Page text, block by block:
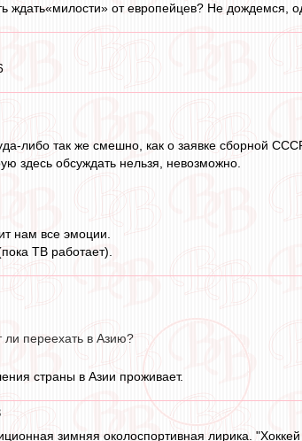
ждать«милости» от европейцев? Не дождемся,
либо так же смешно, как о заявке сборной
здесь обсуждать нельзя, невозможно.
нам все эмоции.
ТВ работает).
ли переехать в Азию?
страны в Азии проживает.
зимняя околоспортивная лирика.